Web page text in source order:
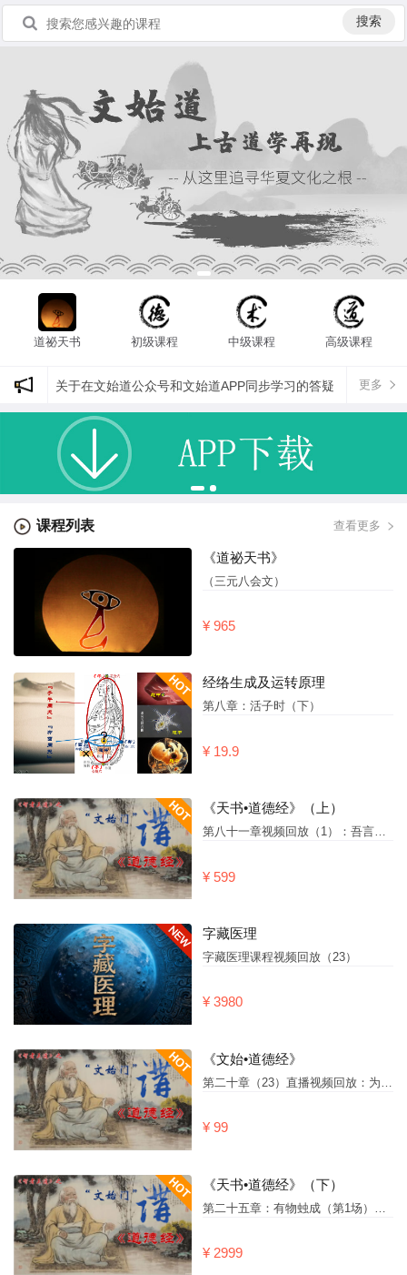
搜索
道祕天书 初级课程 中级课程 高级课程
关于在文始道公众号和文始道APP同步学习的答疑 更多
课程列表 查看更多
《道祕天书》
（三元八会文）
¥ 965
经络生成及运转原理
第八章：活子时（下）
¥ 19.9
《天书•道德经》（上）
第八十一章视频回放（1）：吾言甚易知
¥ 599
字藏医理
字藏医理课程视频回放（23）
¥ 3980
《文始•道德经》
¥ 99
《天书•道德经》（下）
¥ 2999